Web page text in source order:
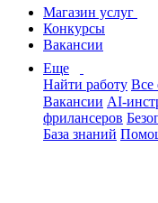
Магазин услуг
Конкурсы
Вакансии
Еще
Найти работу Все
Вакансии AI-
фрилансеров
База знаний